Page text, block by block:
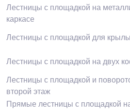
Лестницы с площадкой на
каркасе
Лестницы с площадкой для
Лестницы с площадкой на двух
Лестницы с площадкой и
второй этаж
Прямые лестницы с площадкой